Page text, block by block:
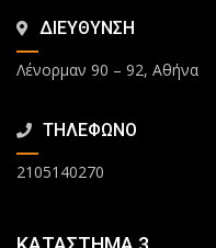
ΔΙΕΥΘΥΝΣΗ
Λένορμαν 90 – 92, Αθήνα
ΤΗΛΕΦΩΝΟ
2105140270